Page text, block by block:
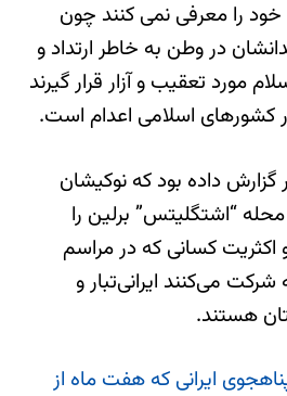
خود را معرفی نمی کنند چون
در وطن به خاطر ارتداد و
مورد تعقیب و آزار قرار گیرند
کشورهای اسلامی اعدام است.
گزارش داده بود که نوکیشان
“اشتگلیتس” برلین را
اکثریت کسانی که در مراسم
می‌کنند ایرانی‌تبار و
هستند.
ایرانی که هفت ماه از